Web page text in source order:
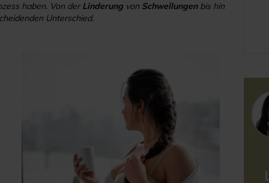
haben. Von derLinderungvon Schwellungenbis hin
Unterschied.